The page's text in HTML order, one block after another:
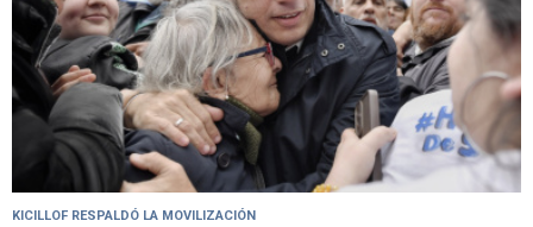
KICILLOF RESPALDÓ LA MOVILIZACIÓN